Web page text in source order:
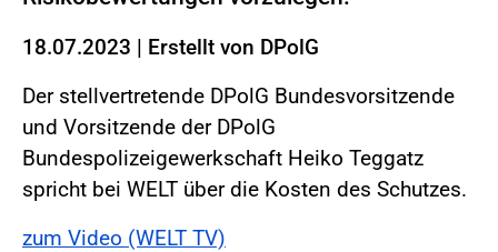
18.07.2023 | Erstellt von DPolG
Der stellvertretende DPolG Bundesvorsitzende
und Vorsitzende der DPolG
Bundespolizeigewerkschaft Heiko Teggatz
spricht bei WELT über die Kosten des Schutzes.
zum Video (WELT TV)